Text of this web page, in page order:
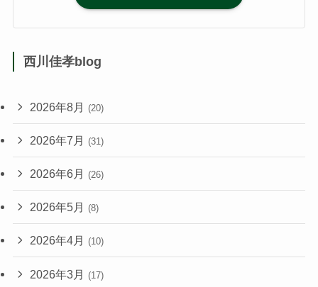
西川佳孝blog
2026年8月 (20)
2026年7月 (31)
2026年6月 (26)
2026年5月 (8)
2026年4月 (10)
2026年3月 (17)